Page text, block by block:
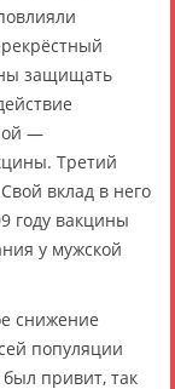
защищать
—
Третий
вклад в него
году вакцины
у мужской
снижение
популяции
привит, так